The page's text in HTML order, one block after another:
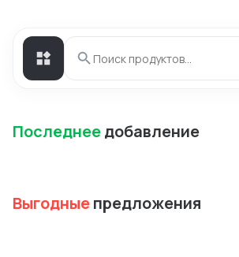
Последнеедобавление
Выгодныепредложения